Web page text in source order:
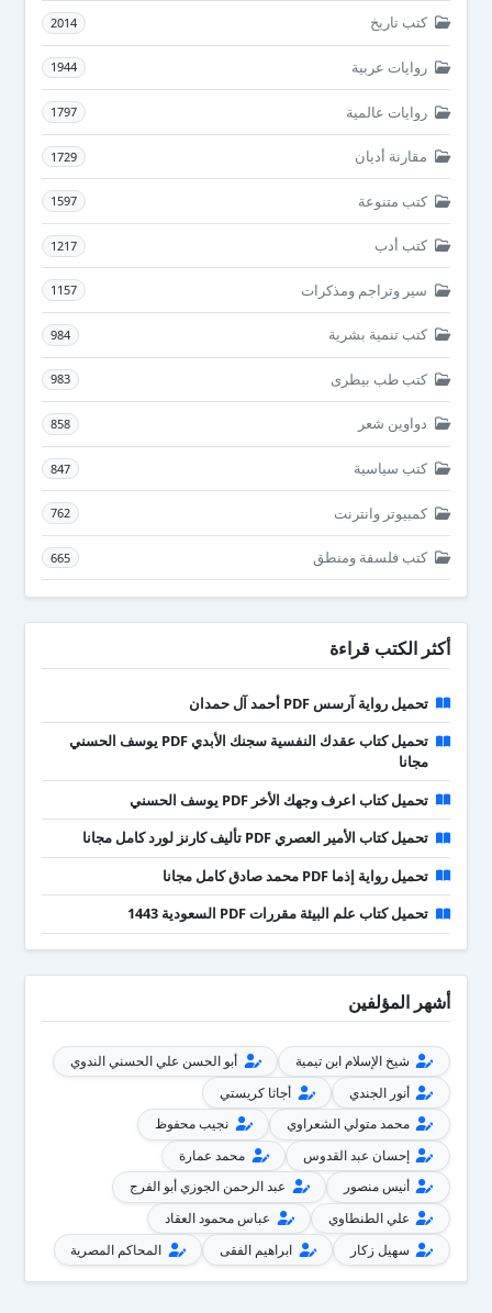
كتب تاريخ 2014
روايات عربية 1944
روايات عالمية 1797
مقارنة أديان 1729
كتب متنوعة 1597
كتب أدب 1217
سير وتراجم ومذكرات 1157
كتب تنمية بشرية 984
كتب طب بيطرى 983
دواوين شعر 858
كتب سياسية 847
كمبيوتر وانترنت 762
كتب فلسفة ومنطق 665
أكثر الكتب قراءة
تحميل رواية آرسس PDF أحمد آل حمدان
تحميل كتاب عقدك النفسية سجنك الأبدي PDF يوسف الحسني
مجانا
تحميل كتاب اعرف وجهك الأخر PDF يوسف الحسني
تحميل كتاب الأمير العصري PDF تأليف كارنز لورد كامل مجانا
تحميل رواية إذما PDF محمد صادق كامل مجانا
تحميل كتاب علم البيئة مقررات PDF السعودية 1443
أشهر المؤلفين
شيخ الإسلام ابن تيمية
أبو الحسن علي الحسني الندوي
أنور الجندي
أجاثا كريستي
محمد متولي الشعراوي
نجيب محفوظ
إحسان عبد القدوس
محمد عمارة
أنيس منصور
عبد الرحمن الجوزي أبو الفرج
علي الطنطاوي
عباس محمود العقاد
سهيل زكار
ابراهيم الفقى المحاكم المصرية